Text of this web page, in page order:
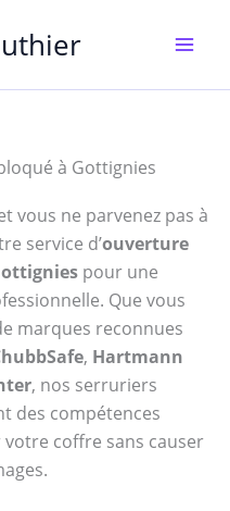
à Gottignies
vous ne parvenez pas à
service d’ouverture
pour une
Que vous
marques reconnues
, Hartmann
, nos serruriers
des compétences
coffre sans causer